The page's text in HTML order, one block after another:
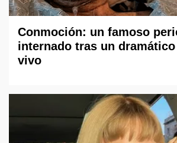
Conmoción: un famoso
internado tras un
vivo